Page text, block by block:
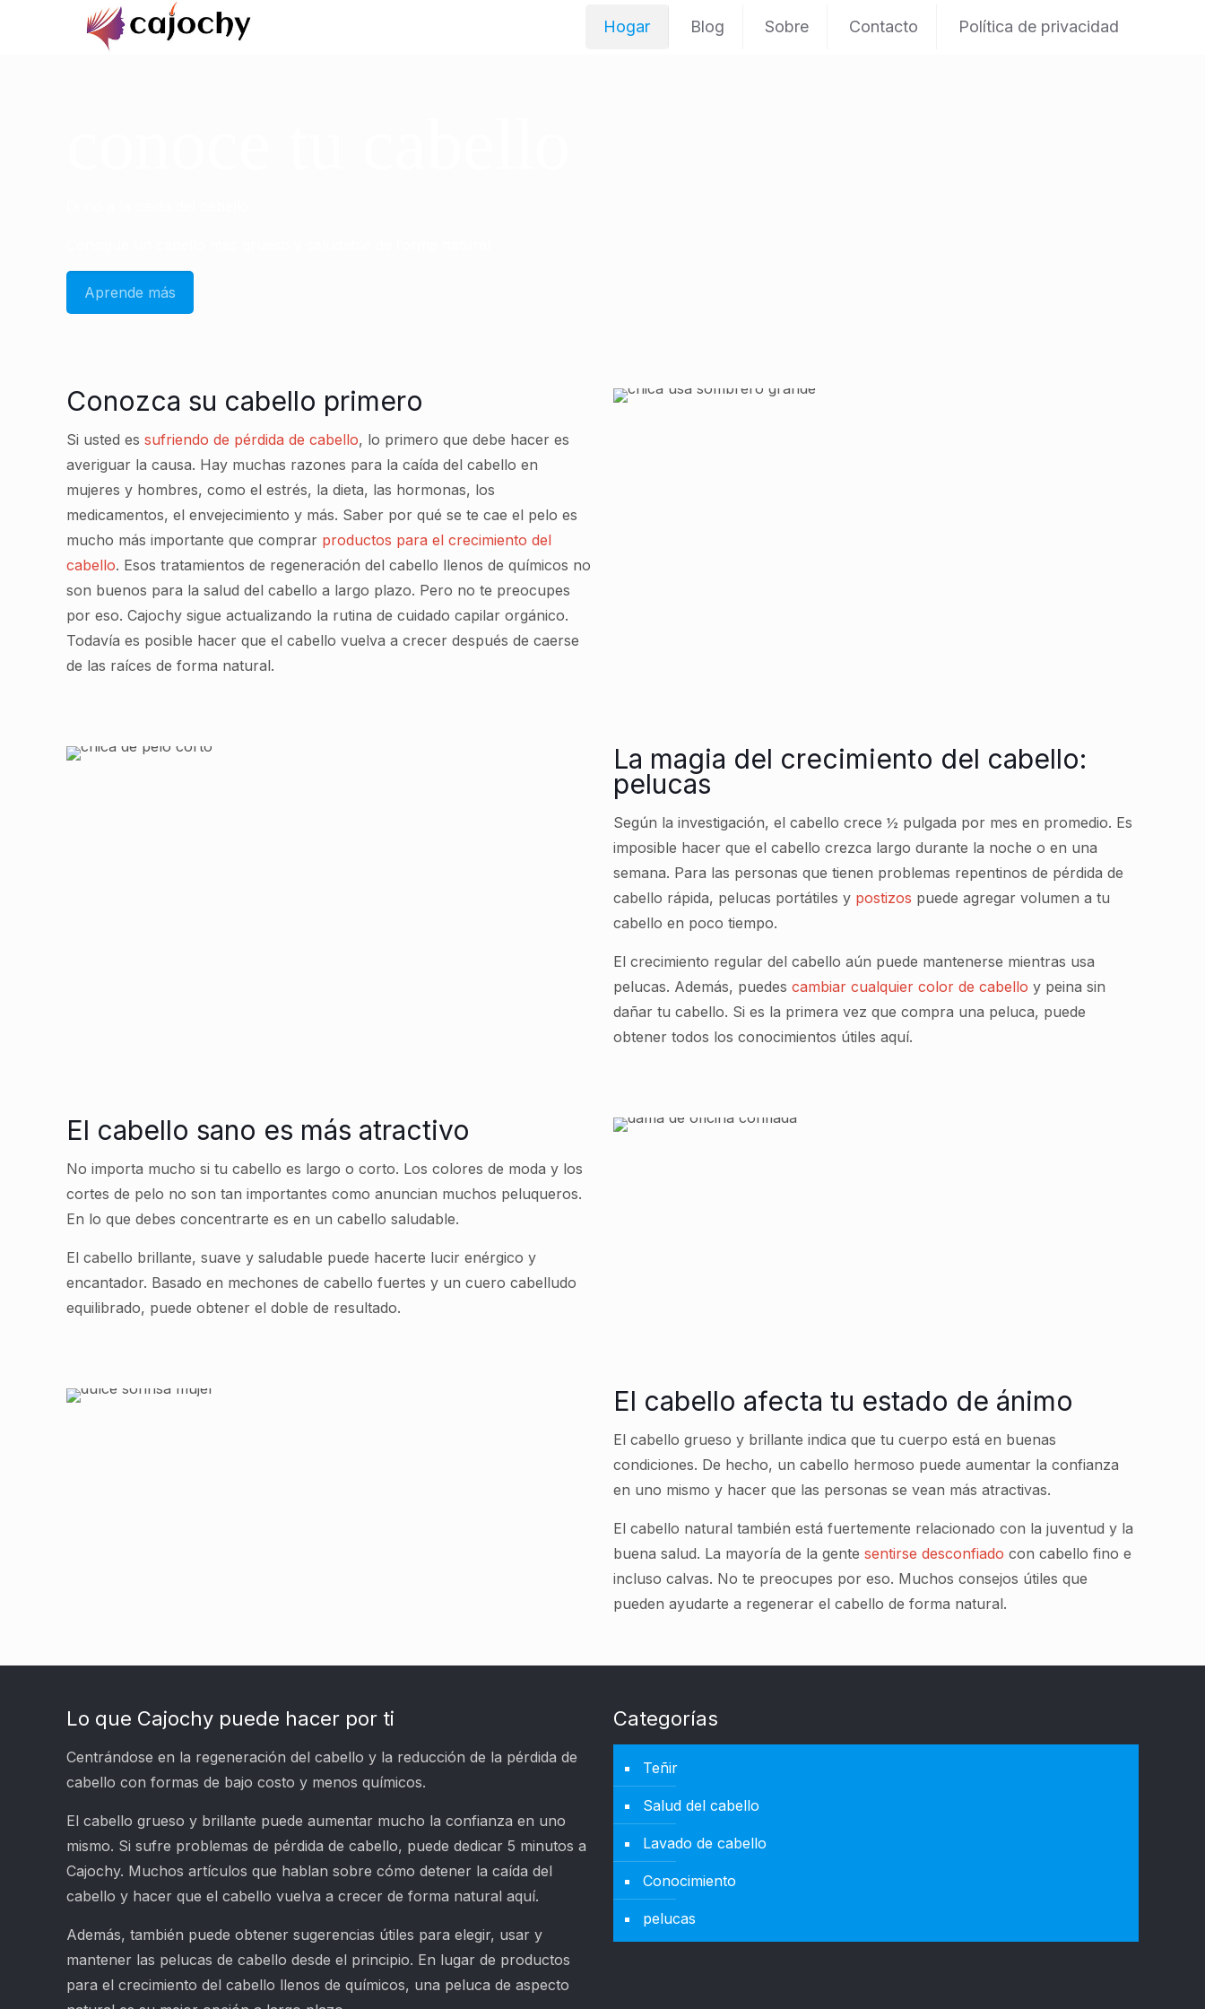
Hogar Blog Sobre Contacto Política de privacidad
Aprende más
Conozca su cabello primero
Si usted es sufriendo de pérdida de cabello, lo primero que debe hacer es
averiguar la causa. Hay muchas razones para la caída del cabello en
mujeres y hombres, como el estrés, la dieta, las hormonas, los
medicamentos, el envejecimiento y más. Saber por qué se te cae el pelo es
mucho más importante que comprar productos para el crecimiento del
cabello. Esos tratamientos de regeneración del cabello llenos de químicos no
son buenos para la salud del cabello a largo plazo. Pero no te preocupes
por eso. Cajochy sigue actualizando la rutina de cuidado capilar orgánico.
Todavía es posible hacer que el cabello vuelva a crecer después de caerse
de las raíces de forma natural.
La magia del crecimiento del cabello:
pelucas
Según la investigación, el cabello crece ½ pulgada por mes en promedio. Es
imposible hacer que el cabello crezca largo durante la noche o en una
semana. Para las personas que tienen problemas repentinos de pérdida de
cabello rápida, pelucas portátiles y postizos puede agregar volumen a tu
cabello en poco tiempo.
El crecimiento regular del cabello aún puede mantenerse mientras usa
pelucas. Además, puedes cambiar cualquier color de cabello y peina sin
dañar tu cabello. Si es la primera vez que compra una peluca, puede
obtener todos los conocimientos útiles aquí.
El cabello sano es más atractivo
No importa mucho si tu cabello es largo o corto. Los colores de moda y los
cortes de pelo no son tan importantes como anuncian muchos peluqueros.
En lo que debes concentrarte es en un cabello saludable.
El cabello brillante, suave y saludable puede hacerte lucir enérgico y
encantador. Basado en mechones de cabello fuertes y un cuero cabelludo
equilibrado, puede obtener el doble de resultado.
El cabello afecta tu estado de ánimo
El cabello grueso y brillante indica que tu cuerpo está en buenas
condiciones. De hecho, un cabello hermoso puede aumentar la confianza
en uno mismo y hacer que las personas se vean más atractivas.
El cabello natural también está fuertemente relacionado con la juventud y la
buena salud. La mayoría de la gente sentirse desconfiado con cabello fino e
incluso calvas. No te preocupes por eso. Muchos consejos útiles que
pueden ayudarte a regenerar el cabello de forma natural.
Lo que Cajochy puede hacer por ti
Centrándose en la regeneración del cabello y la reducción de la pérdida de
cabello con formas de bajo costo y menos químicos.
El cabello grueso y brillante puede aumentar mucho la confianza en uno
mismo. Si sufre problemas de pérdida de cabello, puede dedicar 5 minutos a
Cajochy. Muchos artículos que hablan sobre cómo detener la caída del
cabello y hacer que el cabello vuelva a crecer de forma natural aquí.
Además, también puede obtener sugerencias útiles para elegir, usar y
mantener las pelucas de cabello desde el principio. En lugar de productos
para el crecimiento del cabello llenos de químicos, una peluca de aspecto
Categorías
Teñir
Salud del cabello
Lavado de cabello
Conocimiento
pelucas